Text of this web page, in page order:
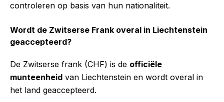
controleren op basis van hun nationaliteit.
Wordt de Zwitserse Frank overal in Liechtenstein
geaccepteerd?
De Zwitserse frank (CHF) is de officiële
munteenheid van Liechtenstein en wordt overal in
het land geaccepteerd.